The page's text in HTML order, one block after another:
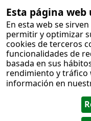
Esta página web
En esta web se
permitir y optimizar
cookies de terceros
funcionalidades de
basada en sus
rendimiento y tráfico
información en